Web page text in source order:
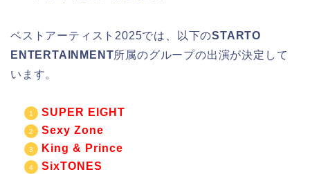
ベストアーティスト2025では、以下のSTARTO
ENTERTAINMENT所属のグループの出演が決定して
います。
SUPER EIGHT
Sexy Zone
King & Prince
SixTONES